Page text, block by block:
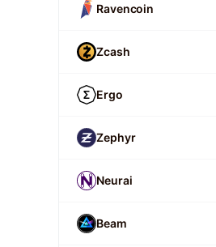
Ravencoin
Zcash
Ergo
Zephyr
Neurai
Beam